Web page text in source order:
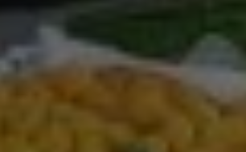
Marketing
Marketing Cookies werden von
Publishern verwendet, um
Besucher über Websites hinweg